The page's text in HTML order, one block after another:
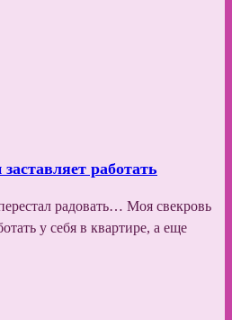
работать
радовать… Моя свекровь
у себя в квартире, а еще